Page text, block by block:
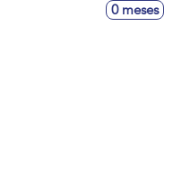
0 meses